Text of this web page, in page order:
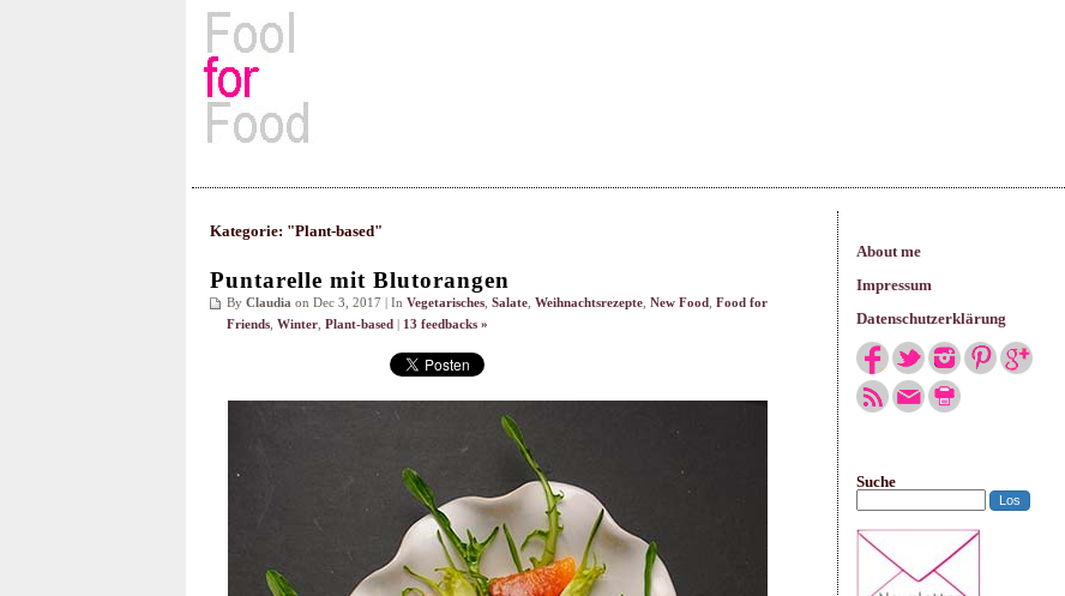
About me
Impressum
Datenschutzerklärung
Suche
Kategorie: "Plant-based"
Puntarelle mit Blutorangen
By Claudia on Dec 3, 2017 | In Vegetarisches Salate Weihnachtsrezepte New Food
Food for
Friends Winter Plant-based 13 feedbacks »